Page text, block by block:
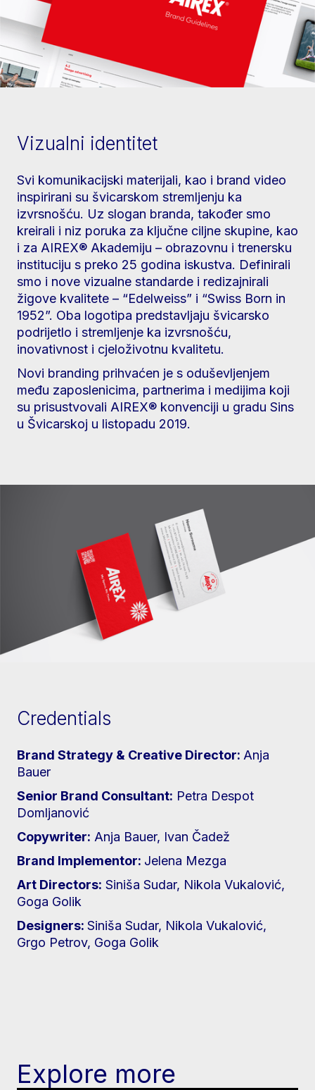
Vizualni identitet
Svi komunikacijski materijali, kao i brand video
inspirirani su švicarskom stremljenju ka
izvrsnošću. Uz slogan branda, također smo
kreirali i niz poruka za ključne ciljne skupine, kao
i za AIREX® Akademiju – obrazovnu i trenersku
instituciju s preko 25 godina iskustva. Definirali
smo i nove vizualne standarde i redizajnirali
žigove kvalitete – “Edelweiss” i “Swiss Born in
1952”. Oba logotipa predstavljaju švicarsko
podrijetlo i stremljenje ka izvrsnošću,
inovativnost i cjeloživotnu kvalitetu.
Novi branding prihvaćen je s oduševljenjem
među zaposlenicima, partnerima i medijima koji
su prisustvovali AIREX® konvenciji u gradu Sins
u Švicarskoj u listopadu 2019.
Credentials
Brand Strategy & Creative Director: Anja
Bauer
Senior Brand Consultant: Petra Despot
Domljanović
Copywriter: Anja Bauer, Ivan Čadež
Brand Implementor: Jelena Mezga
Art Directors: Siniša Sudar, Nikola Vukalović,
Goga Golik
Designers: Siniša Sudar, Nikola Vukalović,
Grgo Petrov, Goga Golik
Explore more